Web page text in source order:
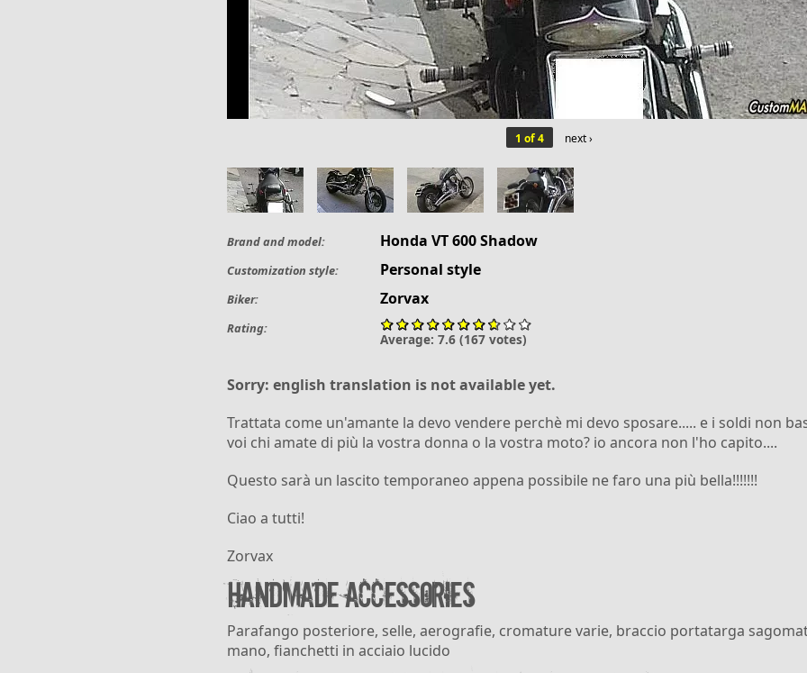
1 of 4 next ›
Brand and model: Honda VT 600 Shadow
Customization style: Personal style
Biker: Zorvax
Rating:
Average: 7.6 (167 votes)
Sorry: english translation is not available yet.
Trattata come un'amante la devo vendere perchè mi devo sposare..... e i soldi non
voi chi amate di più la vostra donna o la vostra moto? io ancora non l'ho capito....
Questo sarà un lascito temporaneo appena possibile ne faro una più bella!!!!!!!
Ciao a tutti!
Zorvax
Handmade accessories
Parafango posteriore, selle, aerografie, cromature varie, braccio portatarga
mano, fianchetti in acciaio lucido